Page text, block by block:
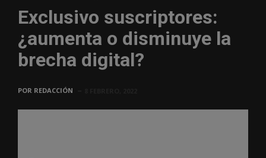
Exclusivo suscriptores:
¿aumenta o disminuye la
brecha digital?
POR REDACCIÓN